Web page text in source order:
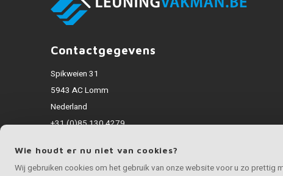
Contactgegevens
Spikweien 31
5943 AC Lomm
Nederland
+31 (0)85 130 4279
Alle bedragen zijn incl. BTW
Wie houdt er nu niet van cookies?
Wij gebruiken cookies om het gebruik van onze website voor u zo